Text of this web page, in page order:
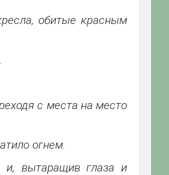
обитые красным
с места на место
огнем.
и, вытаращив глаза и